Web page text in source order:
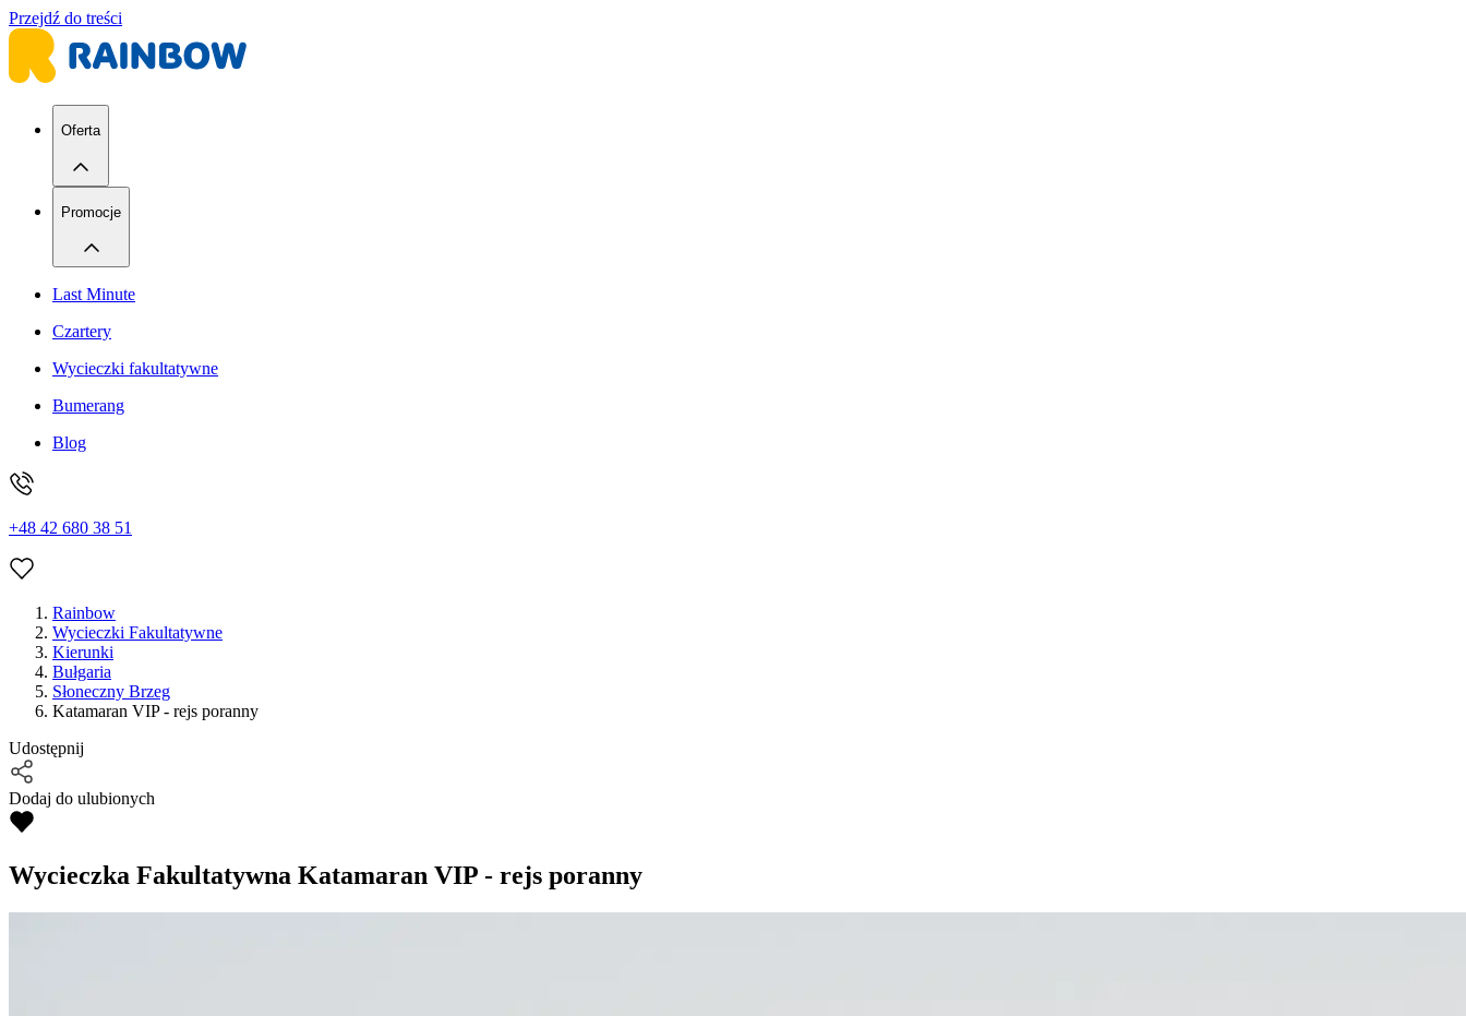
Przejdź do treści
Oferta
Promocje
Last Minute
Czartery
Wycieczki fakultatywne
Bumerang
Blog
+48 42 680 38 51
Rainbow
Wycieczki Fakultatywne
Kierunki
Bułgaria
Słoneczny Brzeg
Katamaran VIP - rejs poranny
Udostępnij
Dodaj do ulubionych
Wycieczka Fakultatywna Katamaran VIP - rejs poranny